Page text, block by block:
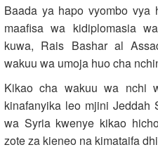
Baada ya hapo vyombo vya
maafisa wa kidiplomasia
kuwa, Rais Bashar al
wakuu wa umoja huo cha
Kikao cha wakuu wa nchi
kinafanyika leo mjini Jeddah
wa Syria kwenye kikao
zote za kieneo na kimataifa